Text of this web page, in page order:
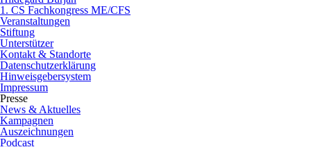
1. CS Fachkongress ME/CFS
Veranstaltungen
Stiftung
Unterstützer
Kontakt & Standorte
Datenschutzerklärung
Hinweisgebersystem
Impressum
Presse
News & Aktuelles
Kampagnen
Auszeichnungen
Podcast